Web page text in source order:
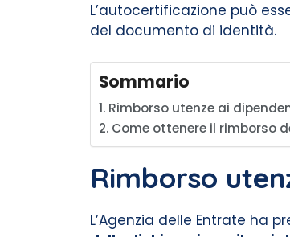
L’autocertificazione può
del documento di identità.
Sommario
Rimborso utenze ai
Come ottenere il rimborso
Rimborso
L’Agenzia delle Entrate ha